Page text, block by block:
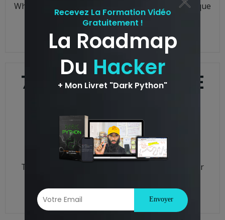
What’s up guys, c’est Anass …. Ça fait longtemps que
je n’ai pas publié d’article, en fait, j’étais […]
READ MORE
7 ÉTAPES POUR ÊTRE
INTERNET
anass - 16 h 45 min
The Hackers Show – Épisode 1 Dans ce premier